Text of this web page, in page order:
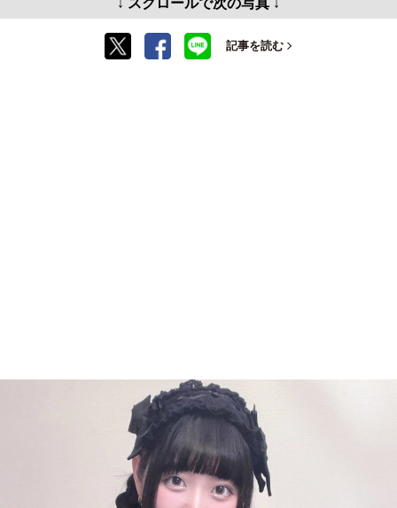
↓ スクロールで次の写真 ↓
記事を読む